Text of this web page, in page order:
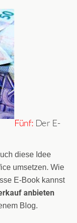
Fünf: Der E-
diese Idee
umsetzen. Wie
E-Book kannst
anbieten
Blog.